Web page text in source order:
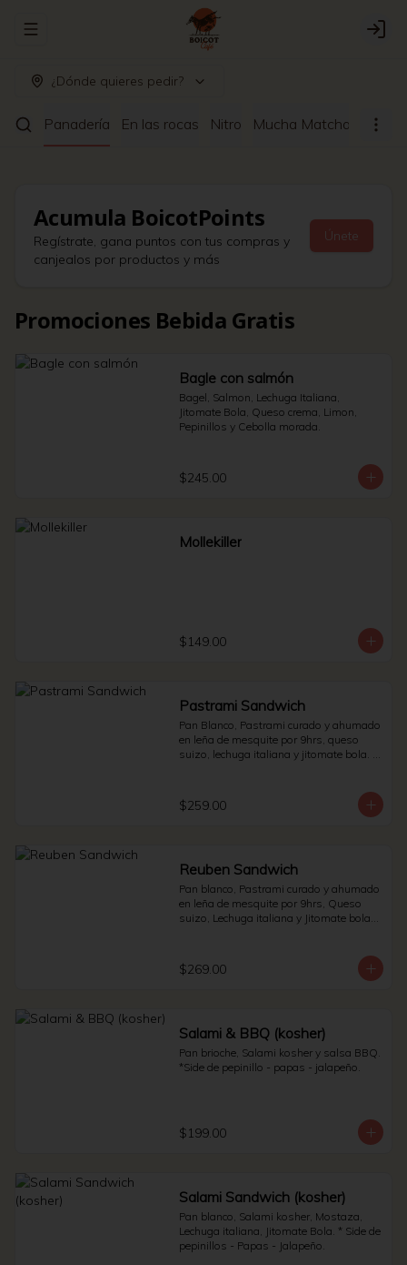
Abrir menu de navegación Login
¿Dónde quieres pedir?
Panadería En las rocas Nitro Mucha Matcha Café
Acumula BoicotPoints
Regístrate, gana puntos con tus compras y
canjealos por productos y más
Únete
Promociones Bebida Gratis
Bagle con salmón
Bagel, Salmon, Lechuga Italiana,
Jitomate Bola, Queso crema, Limon,
Pepinillos y Cebolla morada.
$245.00
Mollekiller
$149.00
Pastrami Sandwich
Pan Blanco, Pastrami curado y ahumado
en leña de mesquite por 9hrs, queso
suizo, lechuga italiana y jitomate bola. *
$259.00
Reuben Sandwich
Pan blanco, Pastrami curado y ahumado
en leña de mesquite por 9hrs, Queso
suizo, Lechuga italiana y Jitomate bola. *
$269.00
Salami & BBQ (kosher)
Pan brioche, Salami kosher y salsa BBQ.
*Side de pepinillo - papas - jalapeño.
$199.00
Salami Sandwich (kosher)
Pan blanco, Salami kosher, Mostaza,
Lechuga italiana, Jitomate Bola. * Side de
pepinillos - Papas - Jalapeño.